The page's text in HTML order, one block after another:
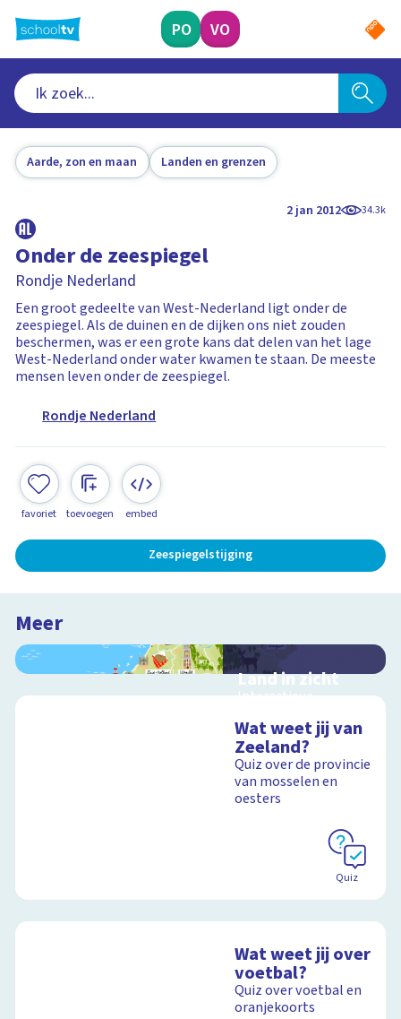
naar
hoofdinhoud
PO VO
Aarde, zon en maan Landen en grenzen
2 jan 2012 34.3k
Onder de zeespiegel
Rondje Nederland
Een groot gedeelte van West-Nederland ligt onder de
zeespiegel. Als de duinen en de dijken ons niet zouden
beschermen, was er een grote kans dat delen van het lage
West-Nederland onder water kwamen te staan. De meeste
mensen leven onder de zeespiegel.
Rondje Nederland
favoriet toevoegen embed
Zeespiegelstijging
Meer
Land in zicht
Interactieve
twaalf provincies van
Nederland
Wat weet jij van
Zeeland?
Quiz over de provincie
van mosselen en
oesters
Quiz
Wat weet jij over
voetbal?
Quiz over voetbal en
oranjekoorts